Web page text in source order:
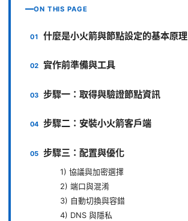
ON THIS PAGE
什麼是小火箭與節點設定的基本原理
實作前準備與工具
步驟一：取得與驗證節點資訊
步驟二：安裝小火箭客戶端
步驟三：配置與優化
1) 協議與加密選擇
2) 端口與混淆
3) 自動切換與容錯
4) DNS 與隱私